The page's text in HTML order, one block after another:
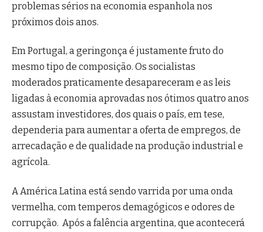
problemas sérios na economia espanhola nos
próximos dois anos.
Em Portugal, a geringonça é justamente fruto do
mesmo tipo de composição. Os socialistas
moderados praticamente desapareceram e as leis
ligadas à economia aprovadas nos ótimos quatro anos
assustam investidores, dos quais o país, em tese,
dependeria para aumentar a oferta de empregos, de
arrecadação e de qualidade na produção industrial e
agrícola.
A América Latina está sendo varrida por uma onda
vermelha, com temperos demagógicos e odores de
corrupção. Após a falência argentina, que acontecerá